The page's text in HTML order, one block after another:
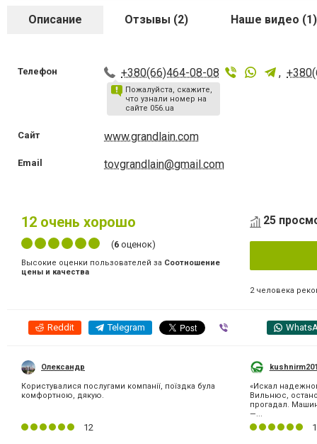
Описание Отзывы (2) Наше видео (1)
Телефон +380(66)464-08-08 ,
Пожалуйста, скажите,
что узнали номер на
сайте 056.ua
Сайт www.grandlain.com
Email tovgrandlain@gmail.com
12 очень хорошо
(6 оценок)
Высокие оценки пользователей за Соотношение
цены и качества
25
2 человека
Reddit Telegram
Олександр
Користувалися послугами компанії, поїздка була
комфортною, дякую.
12
​«Искал
Вильнюс,
прогадал.
—...